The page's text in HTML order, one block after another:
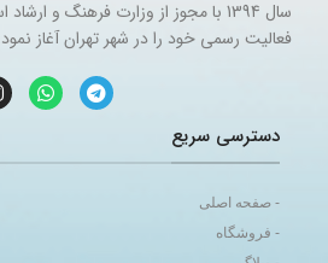
فعالیت رسمی خود را در شهر تهران آغاز
دسترسی سریع
- صفحه اصلی
- فروشگاه